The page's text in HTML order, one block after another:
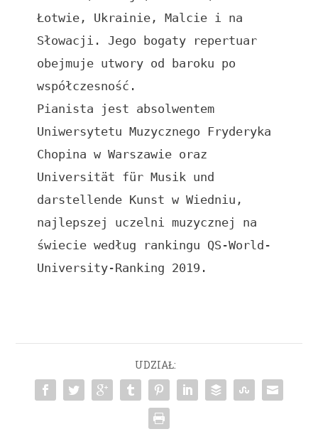
Łotwie, Ukrainie, Malcie i na
Słowacji. Jego bogaty repertuar
obejmuje utwory od baroku po
współczesność.
Pianista jest absolwentem
Uniwersytetu Muzycznego Fryderyka
Chopina w Warszawie oraz
Universität für Musik und
darstellende Kunst w Wiedniu,
najlepszej uczelni muzycznej na
świecie według rankingu QS-World-
University-Ranking 2019.
UDZIAŁ: